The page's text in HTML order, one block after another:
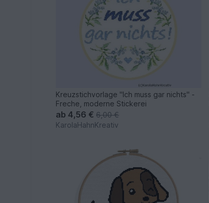
Kreuzstichvorlage "Ich muss gar nichts" -
Freche, moderne Stickerei
ab4,56 €6,00 €
KarolaHahnKreativ